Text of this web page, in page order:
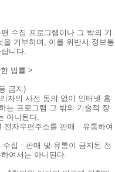
수집 프로그램이나 그 밖의 기
거부하며, 이를 위반시 정보통
니다.
법률 >
금지)
자의 사전 동의 없이 인터넷 홈
는 프로그램 그 밖의 기술적 장
아니된다.
자우편주소를 판매ㆍ유통하여
집ㆍ판매 및 유통이 금지된 전
여서는 아니된다.